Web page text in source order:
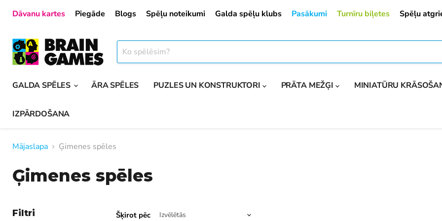
Dāvanu kartes Piegāde Blogs Spēļu noteikumi Galda spēļu klubs Pasākumi Turnīru biļetes Spēļu
GALDA SPĒLES
ĀRA SPĒLES PUZLES UN KONSTRUKTORI PRĀTA MEŽĢI MINIATŪRU
IZPĀRDOŠANA
Mājaslapa Ģimenes spēles
Ģimenes spēles
Filtri Šķirot pēc